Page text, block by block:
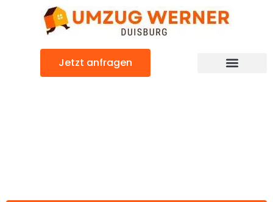
Jetzt anfragen